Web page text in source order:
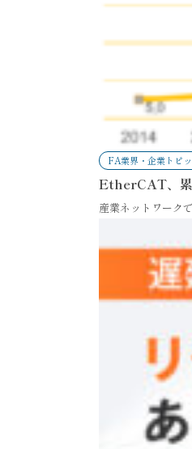
FA業界・企業トピ
EtherCAT、累
産業ネットワー